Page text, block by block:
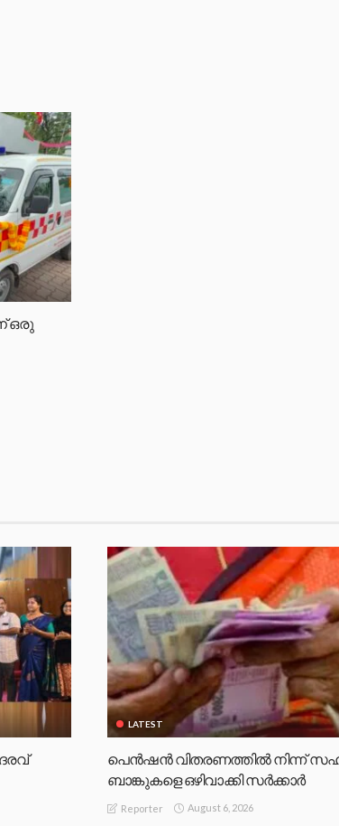
ഒരു
LATEST
പെൻഷൻ വിതരണത്തിൽ നിന്ന്
ബാങ്കുകളെ ഒഴിവാക്കി സർക്കാർ
Reporter August 6, 2026